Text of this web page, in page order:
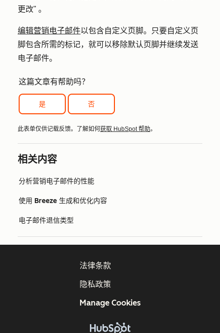
更改" 。
编辑营销电子邮件以包含自定义页脚。只要自定义页
脚包含所需的标记，就可以移除默认页脚并继续发送
电子邮件。
这篇文章有帮助吗？
是 否
此表单仅供记载反馈。了解如何 获取 HubSpot 帮助。
相关内容
分析营销电子邮件的性能
使用 Breeze 生成和优化内容
电子邮件退信类型
法律条款
隐私政策
Manage Cookies